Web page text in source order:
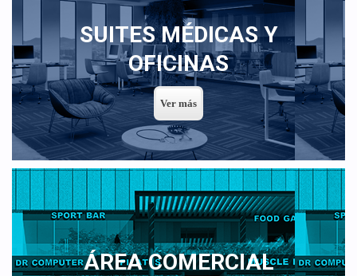
SUITES MÉDICAS Y
OFICINAS
ÁREA COMERCIAL